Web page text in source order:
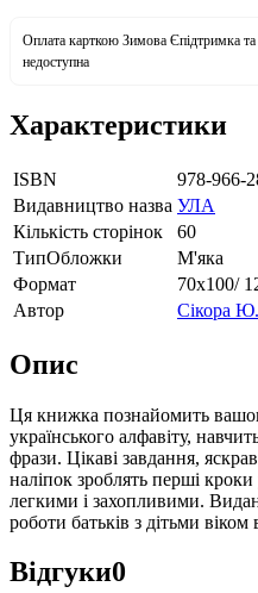
Оплата карткою Зимова Єпідтримка
недоступна
Характеристики
ISBN
978-966-
Видавництво назва УЛА
Кількість сторінок
60
ТипОбложки
М'яка
Формат
70х100/
Автор
Сікора Ю.
Опис
Ця книжка познайомить
українського алфавіту,
фрази. Цікаві завдання,
наліпок зроблять перші
легкими і захопливими.
роботи батьків з дітьми віком
Відгуки0